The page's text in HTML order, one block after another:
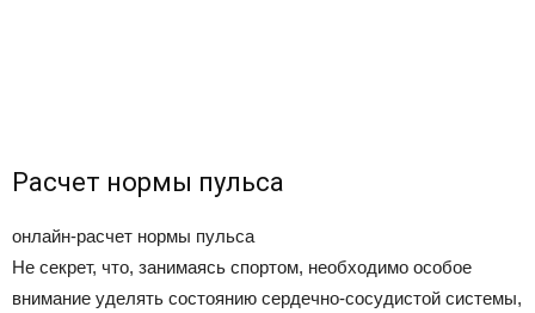
Расчет нормы пульса
онлайн-расчет нормы пульса
Не секрет, что, занимаясь спортом, необходимо особое
внимание уделять состоянию сердечно-сосудистой системы,